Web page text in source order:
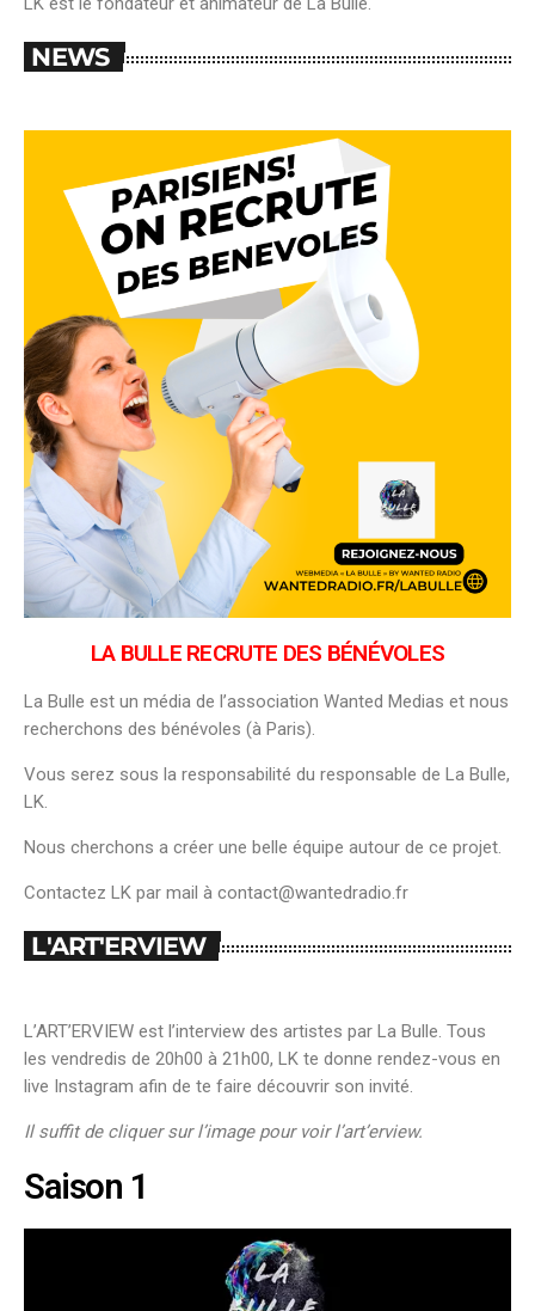
NEWS
LA BULLE RECRUTE DES BÉNÉVOLES
La Bulle est un média de l’association Wanted Medias et nous
recherchons des bénévoles (à Paris).
Vous serez sous la responsabilité du responsable de La Bulle,
LK.
Nous cherchons a créer une belle équipe autour de ce projet.
Contactez LK par mail à contact@wantedradio.fr
L'ART'ERVIEW
L’ART’ERVIEW est l’interview des artistes par La Bulle. Tous
les vendredis de 20h00 à 21h00, LK te donne rendez-vous en
live Instagram afin de te faire découvrir son invité.
Il suffit de cliquer sur l’image pour voir l’art’erview.
Saison 1